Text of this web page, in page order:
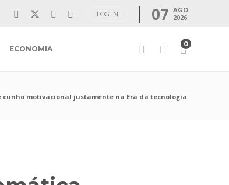
LOG IN 07 AGO
2026
ECONOMIA
0
motivacional justamente na Era da tecnologia